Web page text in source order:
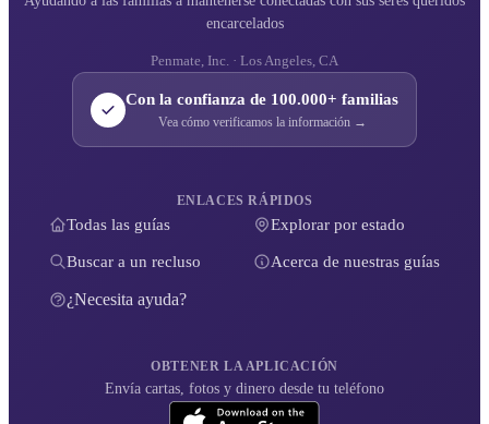
encarcelados
Penmate, Inc. · Los Angeles, CA
Con la confianza de 100.000+ familias
Vea cómo verificamos la información →
ENLACES RÁPIDOS
Todas las guías Explorar por estado
Buscar a un recluso Acerca de nuestras guías
¿Necesita ayuda?
OBTENER LA APLICACIÓN
Envía cartas, fotos y dinero desde tu teléfono